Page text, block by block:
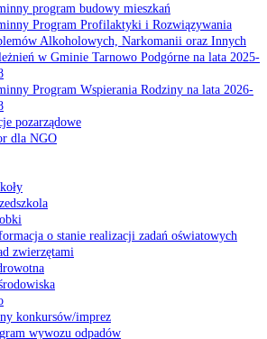
program budowy mieszkań
Program Profilaktyki i Rozwiązywania
Alkoholowych, Narkomanii oraz Innych
w Gminie Tarnowo Podgórne na lata 2025-
Program Wspierania Rodziny na lata 2026-
pozarządowe
dla NGO
o stanie realizacji zadań oświatowych
zwierzętami
konkursów/imprez
wywozu odpadów